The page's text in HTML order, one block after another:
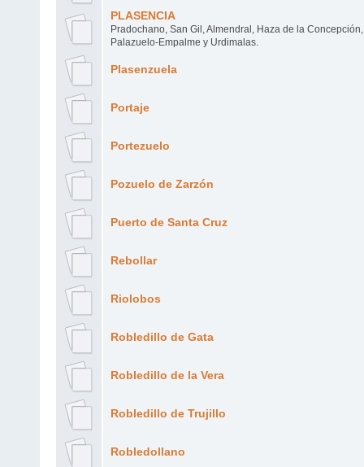
PLASENCIA
Pradochano, San Gil, Almendral, Haza de la
Palazuelo-Empalme y Urdimalas.
Plasenzuela
Portaje
Portezuelo
Pozuelo de Zarzón
Puerto de Santa Cruz
Rebollar
Riolobos
Robledillo de Gata
Robledillo de la Vera
Robledillo de Trujillo
Robledollano